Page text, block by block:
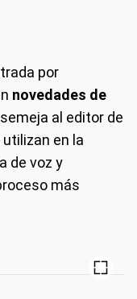
por
novedades de
al editor de
en la
de voz y
más